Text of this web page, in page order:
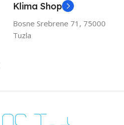
Klima Shop
Bosne Srebrene 71, 75000
Tuzla